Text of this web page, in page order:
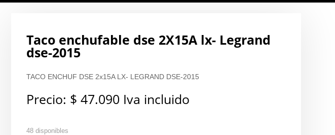
Taco enchufable dse 2X15A lx- Legrand
dse-2015
TACO ENCHUF DSE 2x15A LX- LEGRAND DSE-2015
Precio: $ 47.090 Iva incluido
48 disponibles